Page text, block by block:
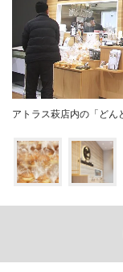
アトラス萩店内の「どん